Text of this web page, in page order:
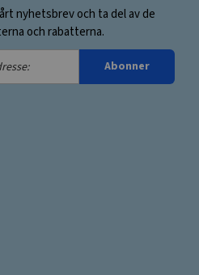
nyhetsbrev och ta del av de
och rabatterna.
Abonner